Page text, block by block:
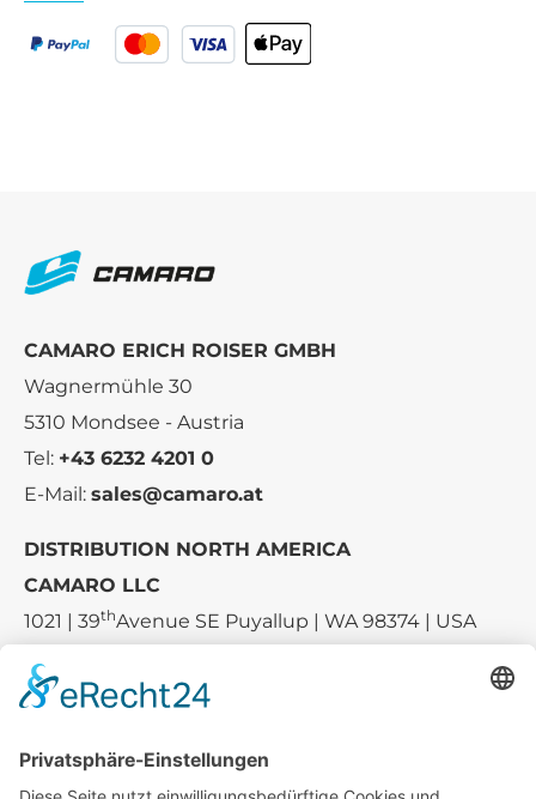
CAMARO ERICH ROISER GMBH
Wagnermühle 30
5310 Mondsee - Austria
Tel: +43 6232 4201 0
E-Mail: sales@camaro.at
DISTRIBUTION NORTH AMERICA
CAMARO LLC
1021 | 39thAvenue SE Puyallup | WA 98374 | USA
Tel.:+1 253-867-57 35